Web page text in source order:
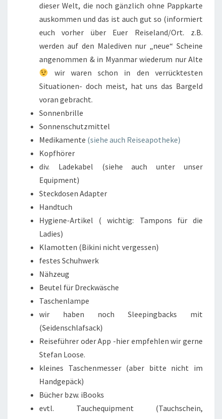
dieser Welt, die noch gänzlich ohne Pappkarte
auskommen und das ist auch gut so (informiert
euch vorher über Euer Reiseland/Ort. z.B.
werden auf den Malediven nur „neue“ Scheine
angenommen & in Myanmar wiederum nur Alte
wir waren schon in den verrücktesten
Situationen- doch meist, hat uns das Bargeld
voran gebracht.
Sonnenbrille
Sonnenschutzmittel
Medikamente (siehe auch Reiseapotheke)
Kopfhörer
div. Ladekabel (siehe auch unter unser
Equipment)
Steckdosen Adapter
Handtuch
Hygiene-Artikel ( wichtig: Tampons für die
Ladies)
Klamotten (Bikini nicht vergessen)
festes Schuhwerk
Nähzeug
Beutel für Dreckwäsche
Taschenlampe
wir haben noch Sleepingbacks mit
(Seidenschlafsack)
Reiseführer oder App -hier empfehlen wir gerne
Stefan Loose.
kleines Taschenmesser (aber bitte nicht im
Handgepäck)
Bücher bzw. iBooks
evtl. Tauchequipment (Tauchschein,